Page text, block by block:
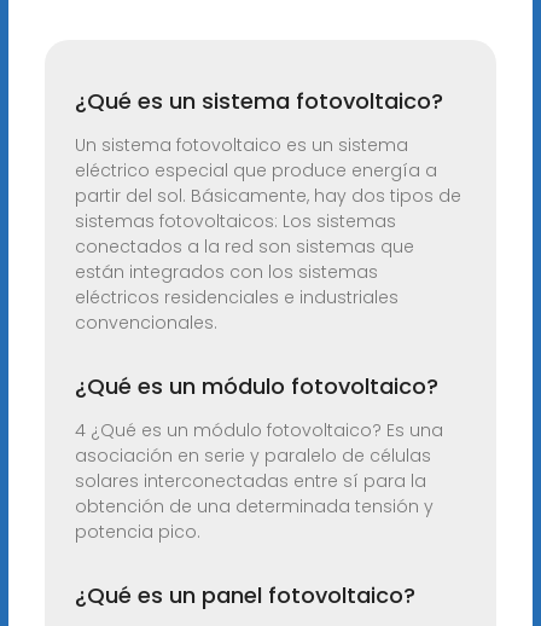
¿Qué es un sistema fotovoltaico?
Un sistema fotovoltaico es un sistema
eléctrico especial que produce energía a
partir del sol. Básicamente, hay dos tipos de
sistemas fotovoltaicos: Los sistemas
conectados a la red son sistemas que
están integrados con los sistemas
eléctricos residenciales e industriales
convencionales.
¿Qué es un módulo fotovoltaico?
4 ¿Qué es un módulo fotovoltaico? Es una
asociación en serie y paralelo de células
solares interconectadas entre sí para la
obtención de una determinada tensión y
potencia pico.
¿Qué es un panel fotovoltaico?